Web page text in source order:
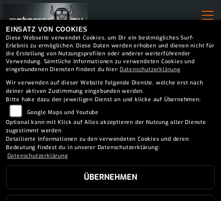
EINSATZ VON COOKIES
Diese Webseite verwendet Cookies, um Dir ein bestmögliches Surf-
Erlebnis zu ermöglichen. Diese Daten werden erhoben und dienen nicht für
die Erstellung von Nutzungsprofilen oder anderer weiterführender
Verwendung. Sämtliche Informationen zu verwendeten Cookies und
eingebundenen Diensten findest du hier: Datenschutzerklärung
Wir verwenden auf dieser Website folgende Dienste, welche erst nach
deiner aktiven Zustimmung eingebunden werden.
Bitte hake dazu den jeweiligen Dienst an und klicke auf Übernehmen:
Google Maps und Youtube
Optional kann mit Klick auf Alles akzeptieren der Nutzung aller Dienste
zugestimmt werden
Detailierte Informationen zu den verwendeten Cookies und deren
Bedeutung findest du in unserer Datenschutzerklärung:
Datenschutzerklärung
ÜBERNEHMEN